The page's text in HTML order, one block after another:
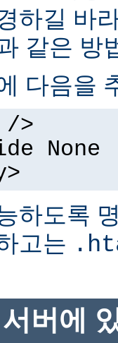
하길 바
같은 방
다음을
/>
None
하도록
고는
버에